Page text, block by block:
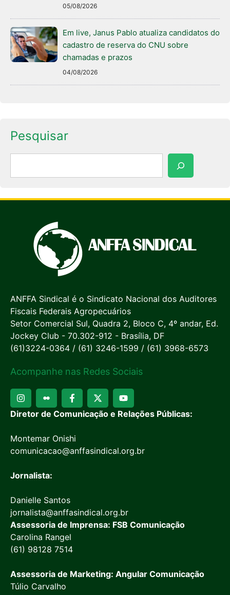
05/08/2026
Em live, Janus Pablo atualiza candidatos do
cadastro de reserva do CNU sobre
chamadas e prazos
04/08/2026
Pesquisar
ANFFA Sindical é o Sindicato Nacional dos Auditores
Fiscais Federais Agropecuários
Setor Comercial Sul, Quadra 2, Bloco C, 4º andar, Ed.
Jockey Club - 70.302-912 - Brasília, DF
(61)3224-0364 / (61) 3246-1599 / (61) 3968-6573
Acompanhe nas Redes Sociais
Diretor de Comunicação e Relações Públicas:
Montemar Onishi
comunicacao@anffasindical.org.br
Jornalista:
Danielle Santos
jornalista@anffasindical.org.br
Assessoria de Imprensa: FSB Comunicação
Carolina Rangel
(61) 98128 7514
Assessoria de Marketing: Angular Comunicação
Túlio Carvalho